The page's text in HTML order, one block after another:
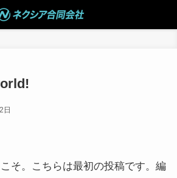
日
そ。こちらは最初の投稿です。編